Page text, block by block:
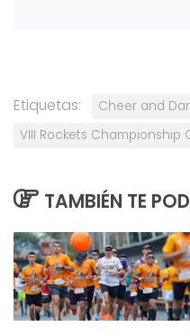
Etiquetas: Cheer and
VIII Rockets Championship
TAMBIÉN TE